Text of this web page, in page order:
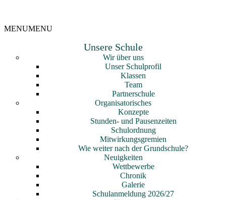
MENUMENU
Unsere Schule
Wir über uns
Unser Schulprofil
Klassen
Team
Partnerschule
Organisatorisches
Konzepte
Stunden- und Pausenzeiten
Schulordnung
Mitwirkungsgremien
Wie weiter nach der Grundschule?
Neuigkeiten
Wettbewerbe
Chronik
Galerie
Schulanmeldung 2026/27